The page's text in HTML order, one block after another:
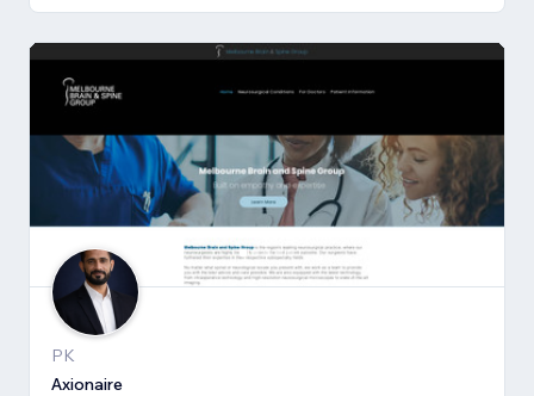
PK
Axionaire